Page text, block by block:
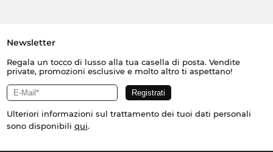
Newsletter
Regala un tocco di lusso alla tua casella di posta. Vendite
private, promozioni esclusive e molto altro ti aspettano!
Ulteriori informazioni sul trattamento dei tuoi dati personali
sono disponibili qui.